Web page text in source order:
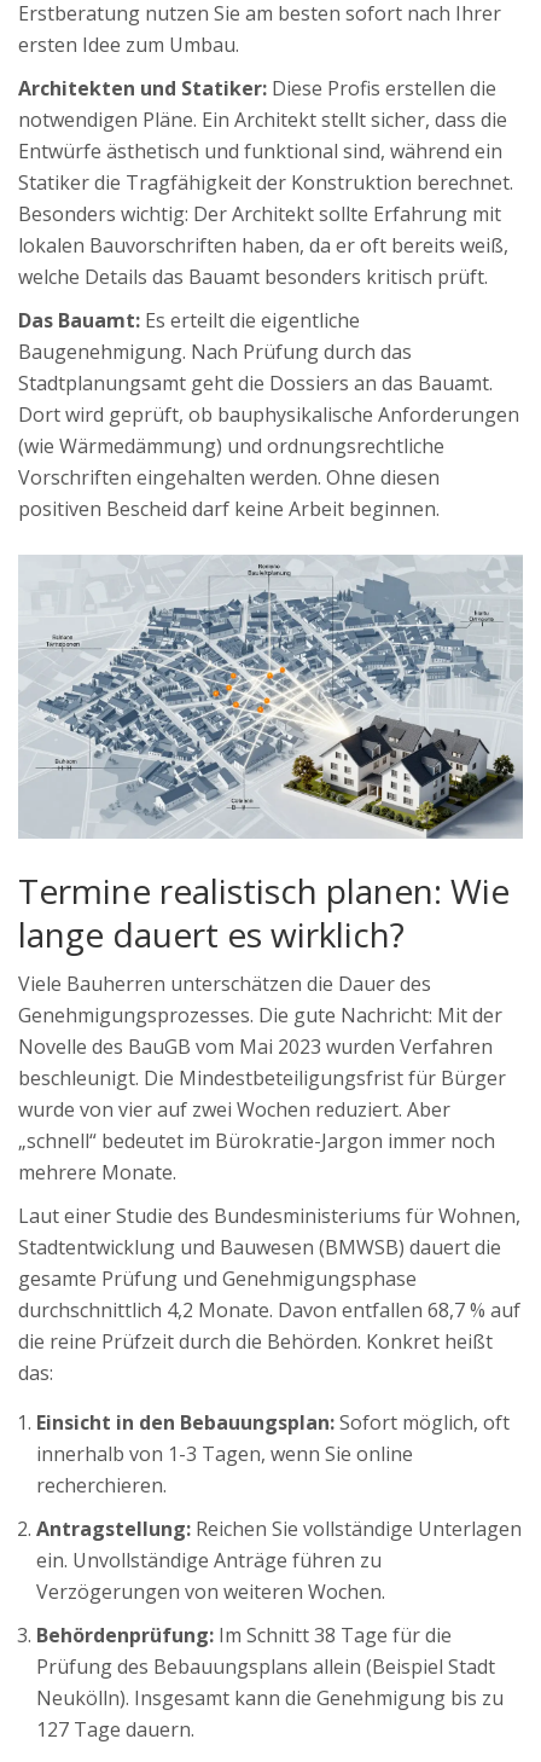
Erstberatung nutzen Sie am besten sofort nach Ihrer
ersten Idee zum Umbau.
Architekten und Statiker: Diese Profis erstellen die
notwendigen Pläne. Ein Architekt stellt sicher, dass die
Entwürfe ästhetisch und funktional sind, während ein
Statiker die Tragfähigkeit der Konstruktion berechnet.
Besonders wichtig: Der Architekt sollte Erfahrung mit
lokalen Bauvorschriften haben, da er oft bereits weiß,
welche Details das Bauamt besonders kritisch prüft.
Das Bauamt: Es erteilt die eigentliche
Baugenehmigung. Nach Prüfung durch das
Stadtplanungsamt geht die Dossiers an das Bauamt.
Dort wird geprüft, ob bauphysikalische Anforderungen
(wie Wärmedämmung) und ordnungsrechtliche
Vorschriften eingehalten werden. Ohne diesen
positiven Bescheid darf keine Arbeit beginnen.
Termine realistisch planen: Wie
lange dauert es wirklich?
Viele Bauherren unterschätzen die Dauer des
Genehmigungsprozesses. Die gute Nachricht: Mit der
Novelle des BauGB vom Mai 2023 wurden Verfahren
beschleunigt. Die Mindestbeteiligungsfrist für Bürger
wurde von vier auf zwei Wochen reduziert. Aber
„schnell“ bedeutet im Bürokratie-Jargon immer noch
mehrere Monate.
Laut einer Studie des Bundesministeriums für Wohnen,
Stadtentwicklung und Bauwesen (BMWSB) dauert die
gesamte Prüfung und Genehmigungsphase
durchschnittlich 4,2 Monate. Davon entfallen 68,7 % auf
die reine Prüfzeit durch die Behörden. Konkret heißt
das:
Einsicht in den Bebauungsplan:Sofort möglich, oft
innerhalb von 1-3 Tagen, wenn Sie online
recherchieren.
Antragstellung: Reichen Sie vollständige Unterlagen
ein. Unvollständige Anträge führen zu
Verzögerungen von weiteren Wochen.
Behördenprüfung: Im Schnitt 38 Tage für die
Prüfung des Bebauungsplans allein (Beispiel Stadt
Neukölln). Insgesamt kann die Genehmigung bis zu
127 Tage dauern.